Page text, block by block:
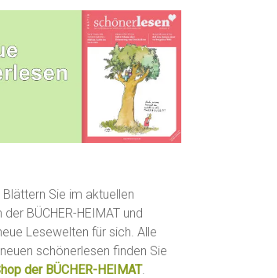
Blättern Sie im aktuellen
BÜCHER-HEIMAT und
Lesewelten für sich. Alle
schönerlesen finden Sie
der BÜCHER-HEIMAT.